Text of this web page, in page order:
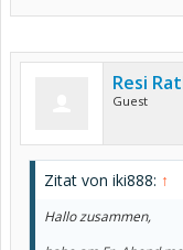
Resi
Guest
Zitat von iki888: ↑
Hallo zusammen,